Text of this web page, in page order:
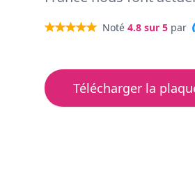
Noté 4.8 sur 5 par
Télécharger la